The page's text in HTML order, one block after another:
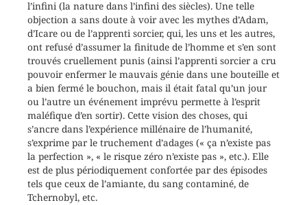
l’infini (la nature dans l’infini des siècles). Une telle
objection a sans doute à voir avec les mythes d’Adam,
d’Icare ou de l’apprenti sorcier, qui, les uns et les autres,
ont refusé d’assumer la finitude de l’homme et s’en sont
trouvés cruellement punis (ainsi l’apprenti sorcier a cru
pouvoir enfermer le mauvais génie dans une bouteille et
a bien fermé le bouchon, mais il était fatal qu’un jour
ou l’autre un événement imprévu permette à l’esprit
maléfique d’en sortir). Cette vision des choses, qui
s’ancre dans l’expérience millénaire de l’humanité,
s’exprime par le truchement d’adages (« ça n’existe pas
la perfection », « le risque zéro n’existe pas », etc.). Elle
est de plus périodiquement confortée par des épisodes
tels que ceux de l’amiante, du sang contaminé, de
Tchernobyl, etc.